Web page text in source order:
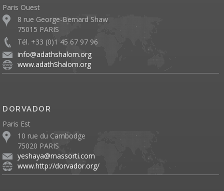
Paris Ouest
8 rue George-Bernard Shaw
75015 PARIS
Tél. +33 (0)1 45 67 97 96
info@adathshalom.org
www.adathShalom.org
DORVADOR
Paris Est
10 rue du Cambodge
75020 PARIS
yeshaya@massorti.com
www.http://dorvador.org/